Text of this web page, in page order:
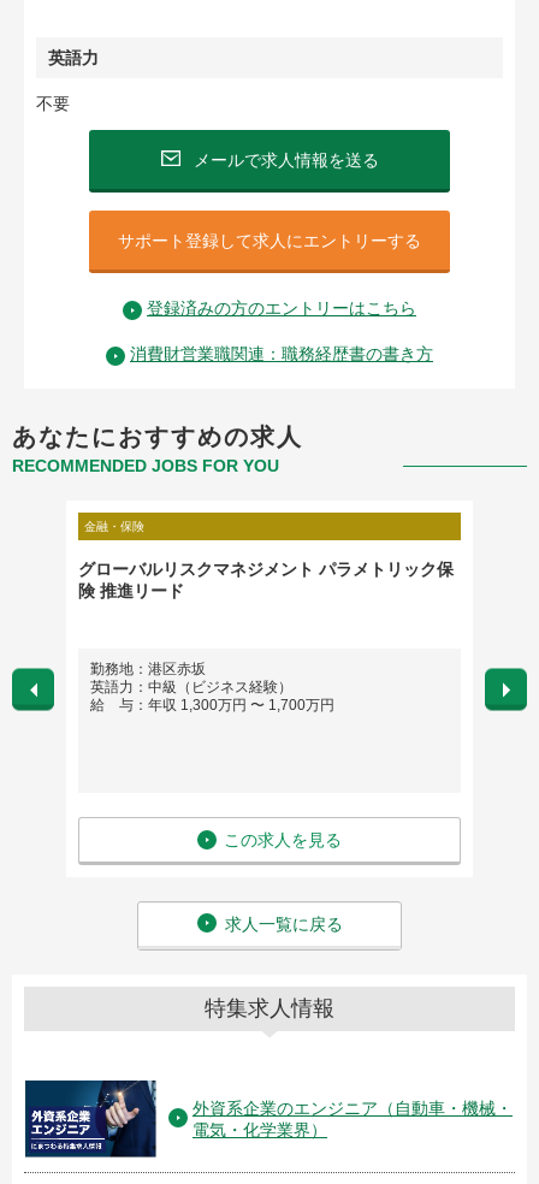
英語力
不要
メールで求人情報を送る
サポート登録して求人にエントリーする
登録済みの方のエントリーはこちら
消費財営業職関連：職務経歴書の書き方
あなたにおすすめの求人
RECOMMENDED JOBS FOR YOU
金融・保険
グローバルリスクマネジメント パラメトリック保
険 推進リード
勤務地：港区赤坂
英語力：中級（ビジネス経験）
給 与：年収 1,300万円 〜 1,700万円
この求人を見る
勤務
英語
給
求人一覧に戻る
特集求人情報
外資系企業のエンジニア（自動車・機械・
電気・化学業界）